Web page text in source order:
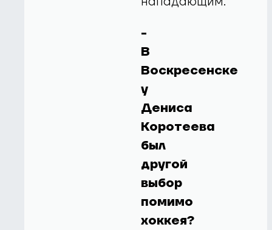
-
В
Воскресенске
у
Дениса
Коротеева
был
другой
выбор
помимо
хоккея?